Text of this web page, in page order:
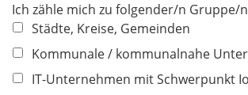
e
l
d
Ich zähle mich zu folgender/n Gruppe/n
Städte, Kreise, Gemeinden
Kommunale / kommunalnahe
IT-Unternehmen mit Schwerpunkt